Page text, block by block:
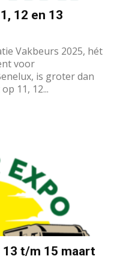
12 en 13
Vakbeurs 2025, hét
voor
is groter dan
11, 12...
13 t/m 15 maart